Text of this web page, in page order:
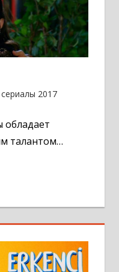
2017
талантом…